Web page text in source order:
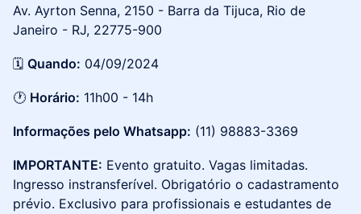
Av. Ayrton Senna, 2150 - Barra da Tijuca, Rio de
Janeiro - RJ, 22775-900
​​​​​​🗓 Quando: 04/09/2024
​🕐 Horário: 11h00 - 14h
​​​​Informações pelo Whatsapp: (11) 98883-3369
​​​IMPORTANTE: Evento gratuito. Vagas limitadas.
Ingresso instransferível. Obrigatório o cadastramento
prévio. Exclusivo para profissionais e estudantes de